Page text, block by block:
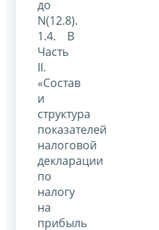
до
N(12.8).
1.4. В
Часть
II.
«Состав
и
структура
показателей
налоговой
декларации
по
налогу
на
прибыль